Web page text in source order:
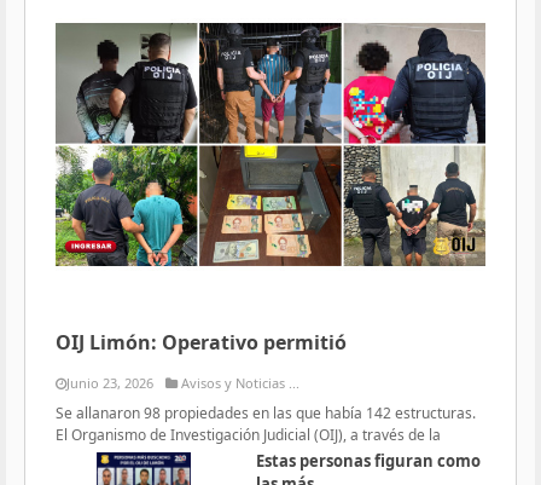
OIJ Limón: Operativo permitió
Junio 23, 2026 Avisos y Noticias ...
Se allanaron 98 propiedades en las que había 142 estructuras.
El Organismo de Investigación Judicial (OIJ), a través de la
Estas personas figuran como